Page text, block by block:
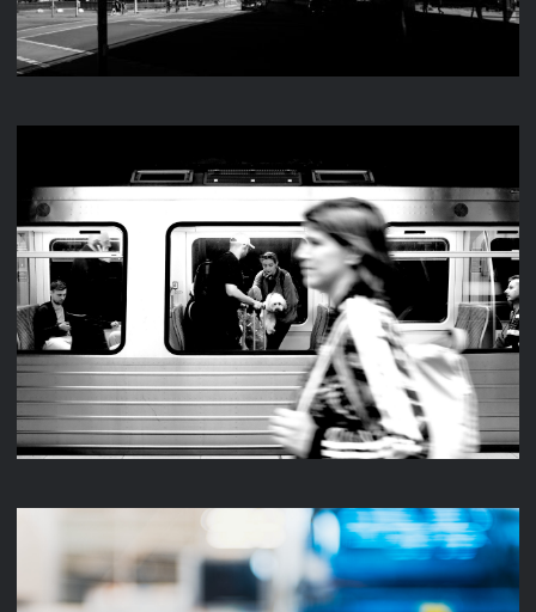
STREET 2024